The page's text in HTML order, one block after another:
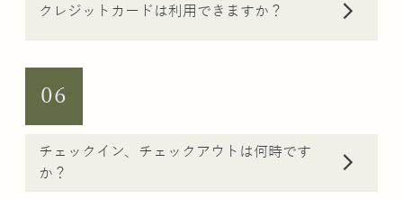
クレジットカードは利用できますか？ arrow_forward_ios
06
チェックイン、チェックアウトは何時です
か？
arrow_forward_ios